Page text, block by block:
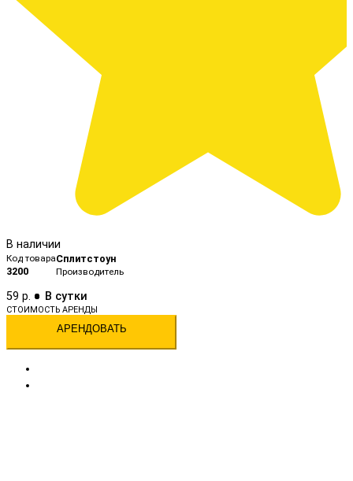
В наличии
Код товара
3200
Сплитстоун
Производитель
59 р.
АРЕНДОВАТЬ